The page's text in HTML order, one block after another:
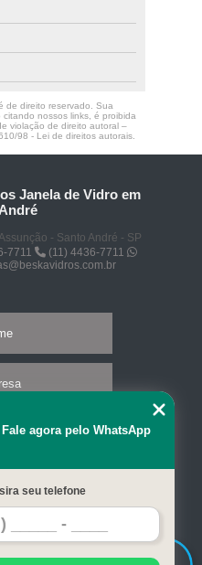
de direito reservado. Sua
nossos links, é proibida
violação de direito autoral –
98 - Lei de direitos autorais.
Janela de Vidro em
- Santo André - SP
7711
(11) 4436-7711
agora pelo WhatsApp
seu telefone